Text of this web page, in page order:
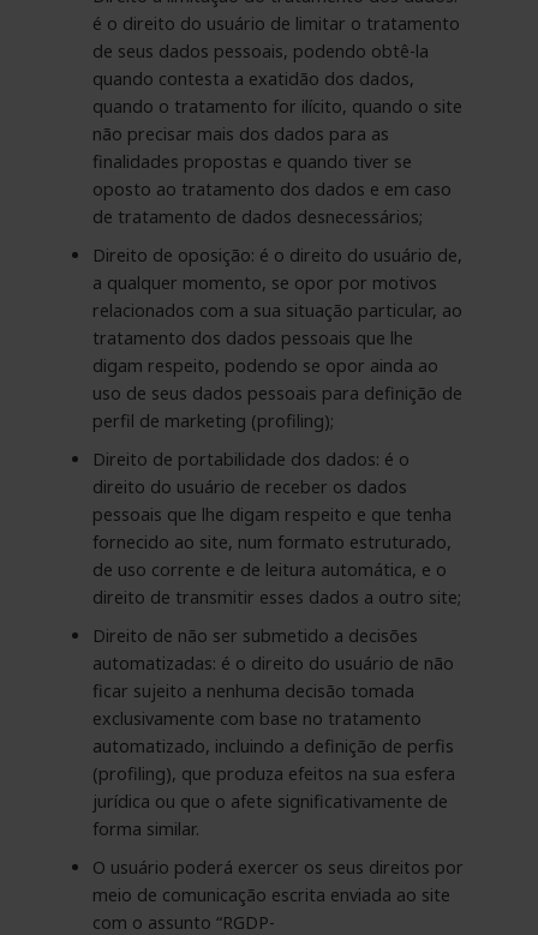
é o direito do usuário de limitar o tratamento
de seus dados pessoais, podendo obtê-la
quando contesta a exatidão dos dados,
quando o tratamento for ilícito, quando o site
não precisar mais dos dados para as
finalidades propostas e quando tiver se
oposto ao tratamento dos dados e em caso
de tratamento de dados desnecessários;
Direito de oposição: é o direito do usuário de,
a qualquer momento, se opor por motivos
relacionados com a sua situação particular, ao
tratamento dos dados pessoais que lhe
digam respeito, podendo se opor ainda ao
uso de seus dados pessoais para definição de
perfil de marketing (profiling);
Direito de portabilidade dos dados: é o
direito do usuário de receber os dados
pessoais que lhe digam respeito e que tenha
fornecido ao site, num formato estruturado,
de uso corrente e de leitura automática, e o
direito de transmitir esses dados a outro site;
Direito de não ser submetido a decisões
automatizadas: é o direito do usuário de não
ficar sujeito a nenhuma decisão tomada
exclusivamente com base no tratamento
automatizado, incluindo a definição de perfis
(profiling), que produza efeitos na sua esfera
jurídica ou que o afete significativamente de
forma similar.
O usuário poderá exercer os seus direitos por
meio de comunicação escrita enviada ao site
com o assunto “RGDP-